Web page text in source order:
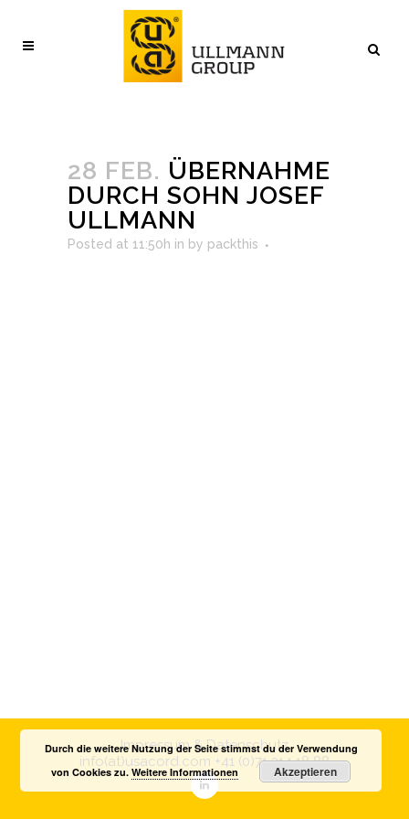
28 FEB. ÜBERNAHME
DURCH SOHN JOSEF
ULLMANN
Posted at 11:50h in by packthis
Impressum & Datenschutz
info(at)usacord.com +41 (0)71 314 18 88
Durch die weitere Nutzung der Seite stimmst du der Verwendung
von Cookies zu.Weitere Informationen Akzeptieren